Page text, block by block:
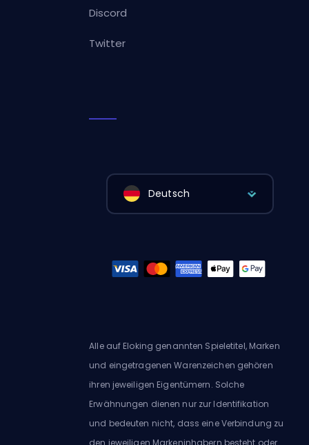
Discord
Twitter
Deutsch
Alle auf Eloking genannten Spieletitel, Marken
und eingetragenen Warenzeichen gehören
ihren jeweiligen Eigentümern. Solche
Erwähnungen dienen nur zur Identifikation
und bedeuten nicht, dass eine Verbindung zu
den jeweiligen Markeninhabern besteht oder